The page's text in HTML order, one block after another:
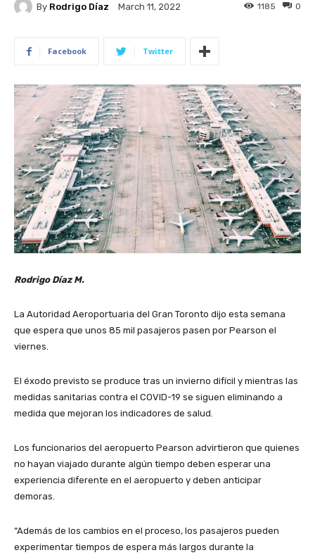
By Rodrigo Díaz March 11, 2022 0
1185
Facebook Twitter
Rodrigo Díaz M.
La Autoridad Aeroportuaria del Gran Toronto dijo esta semana
que espera que unos 85 mil pasajeros pasen por Pearson el
viernes.
El éxodo previsto se produce tras un invierno difícil y mientras las
medidas sanitarias contra el COVID-19 se siguen eliminando a
medida que mejoran los indicadores de salud.
Los funcionarios del aeropuerto Pearson advirtieron que quienes
no hayan viajado durante algún tiempo deben esperar una
experiencia diferente en el aeropuerto y deben anticipar
demoras.
“Además de los cambios en el proceso, los pasajeros pueden
experimentar tiempos de espera más largos durante la